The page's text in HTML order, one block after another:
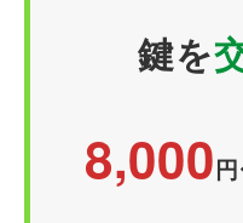
鍵を
8,000